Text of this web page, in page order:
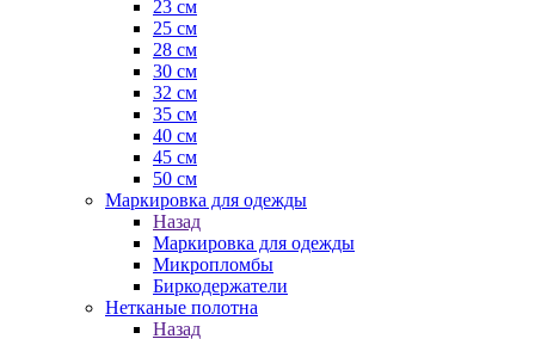
23 см
25 см
28 см
30 см
32 см
35 см
40 см
45 см
50 см
Маркировка для одежды
Назад
Маркировка для одежды
Микропломбы
Биркодержатели
Нетканые полотна
Назад